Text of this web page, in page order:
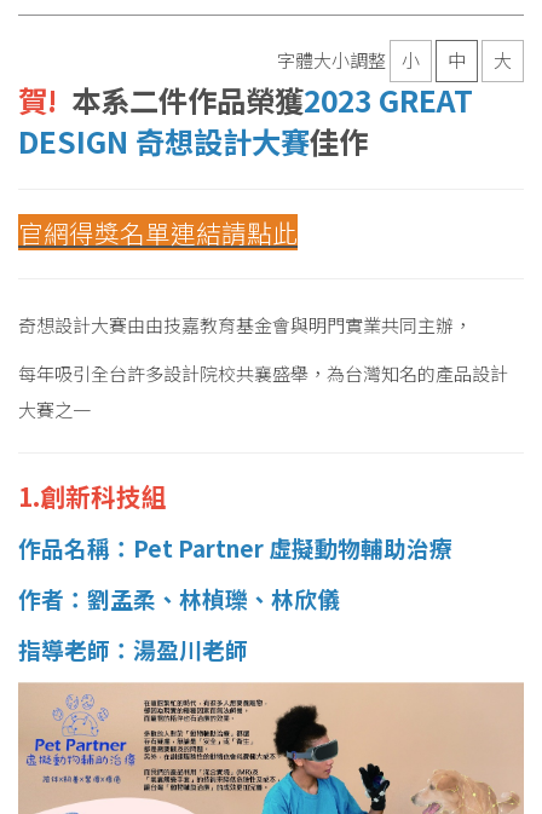
字體大小調整 小 中 大
賀! 本系二件作品榮獲2023 GREAT
DESIGN 奇想設計大賽佳作
官網得獎名單連結請點此
奇想設計大賽由由技嘉教育基金會與明門實業共同主辦，
每年吸引全台許多設計院校共襄盛舉，為台灣知名的產品設計
大賽之一
1.創新科技組
作品名稱：Pet Partner 虛擬動物輔助治療
作者：劉孟柔、林楨瓅、林欣儀
指導老師：湯盈川老師